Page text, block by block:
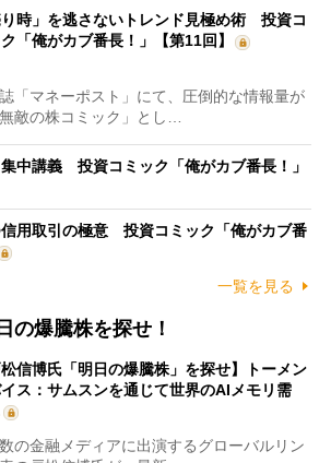
り時」を逃さないトレンド見極め術 投資コ
「俺がカブ番長！」【第11回】
「マネーポスト」にて、圧倒的な情報量が
敵の株コミック」とし…
中講義 投資コミック「俺がカブ番長！」
用取引の極意 投資コミック「俺がカブ番
一覧を見る
の爆騰株を探せ！
松信博氏「明日の爆騰株」を探せ】トーメン
ス：サムスンを通じて世界のAIメモリ需
の金融メディアに出演するグローバルリン